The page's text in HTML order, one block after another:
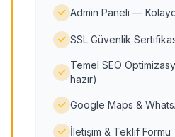
Admin Paneli —
SSL Güvenlik
Temel SEO
hazır)
Google Maps &
İletişim & Teklif Formu